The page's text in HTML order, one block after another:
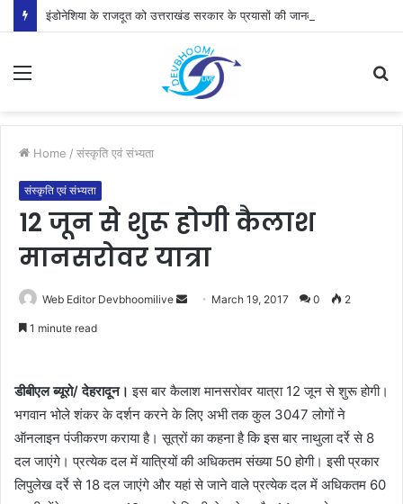
इंडोनेशिया के राजदूत को उत्तराखंड सरकार के प्रयासों की जानकारी दी
Menu
Home / संस्कृति एवं संभ्यता
संस्कृति एवं संभ्यता
12 जून से शुरू होगी कैलाश
मानसरोवर यात्रा
Web Editor Devbhoomilive
Send March 19, 2017 0 2
1 minute read
डीबीएल ब्यूरो/ देहरादून। इस बार कैलाश मानसरोवर यात्रा 12 जून से शुरू होगी।
भगवान भोले शंकर के दर्शन करने के लिए अभी तक कुल 3047 लोगों ने
ऑनलाइन पंजीकरण कराया है। सूत्रों का कहना है कि इस बार नाथुला दर्रे से 8
दल जाएंगे। प्रत्येक दल में यात्रियों की अधिकतम संख्या 50 होगी। इसी प्रकार
लिपुलेख दर्रे से 18 दल जाएंगे और यहां से जाने वाले प्रत्येक दल में अधिकतम 60